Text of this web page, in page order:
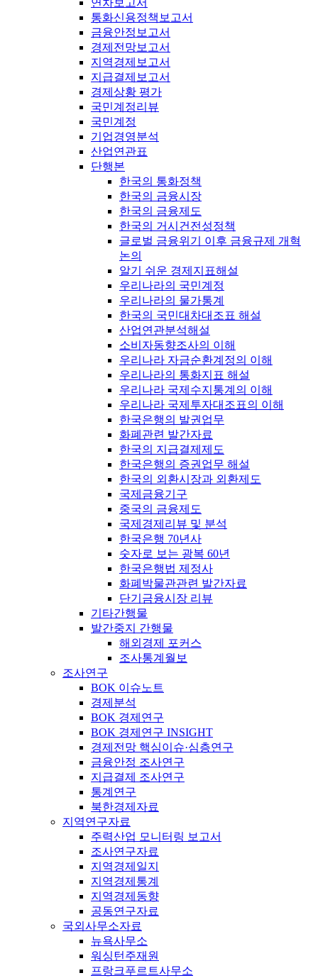
연차보고서
통화신용정책보고서
금융안정보고서
경제전망보고서
지역경제보고서
지급결제보고서
경제상황 평가
국민계정리뷰
국민계정
기업경영분석
산업연관표
단행본
한국의 통화정책
한국의 금융시장
한국의 금융제도
한국의 거시건전성정책
글로벌 금융위기 이후 금융규제 개혁
논의
알기 쉬운 경제지표해설
우리나라의 국민계정
우리나라의 물가통계
한국의 국민대차대조표 해설
산업연관분석해설
소비자동향조사의 이해
우리나라 자금순환계정의 이해
우리나라의 통화지표 해설
우리나라 국제수지통계의 이해
우리나라 국제투자대조표의 이해
한국은행의 발권업무
화폐관련 발간자료
한국의 지급결제제도
한국은행의 증권업무 해설
한국의 외환시장과 외환제도
국제금융기구
중국의 금융제도
국제경제리뷰 및 분석
한국은행 70년사
숫자로 보는 광복 60년
한국은행법 제정사
화폐박물관관련 발간자료
단기금융시장 리뷰
기타간행물
발간중지 간행물
해외경제 포커스
조사통계월보
조사연구
BOK 이슈노트
경제분석
BOK 경제연구
BOK 경제연구 INSIGHT
경제전망 핵심이슈·심층연구
금융안정 조사연구
지급결제 조사연구
통계연구
북한경제자료
지역연구자료
주력산업 모니터링 보고서
조사연구자료
지역경제일지
지역경제통계
지역경제동향
공동연구자료
국외사무소자료
뉴욕사무소
워싱턴주재원
프랑크푸르트사무소